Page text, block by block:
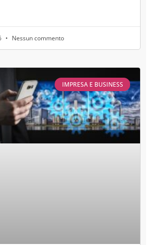
Nessun commento
IMPRESA E BUSINESS